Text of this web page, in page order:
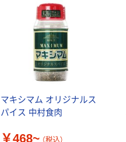
マキシマム オリジナルス
パイス 中村食肉
￥468~ （税込）
￥528~
アスクル プラス
チックグローブ
ーフリー）
￥398~ （税込）
本気プライス